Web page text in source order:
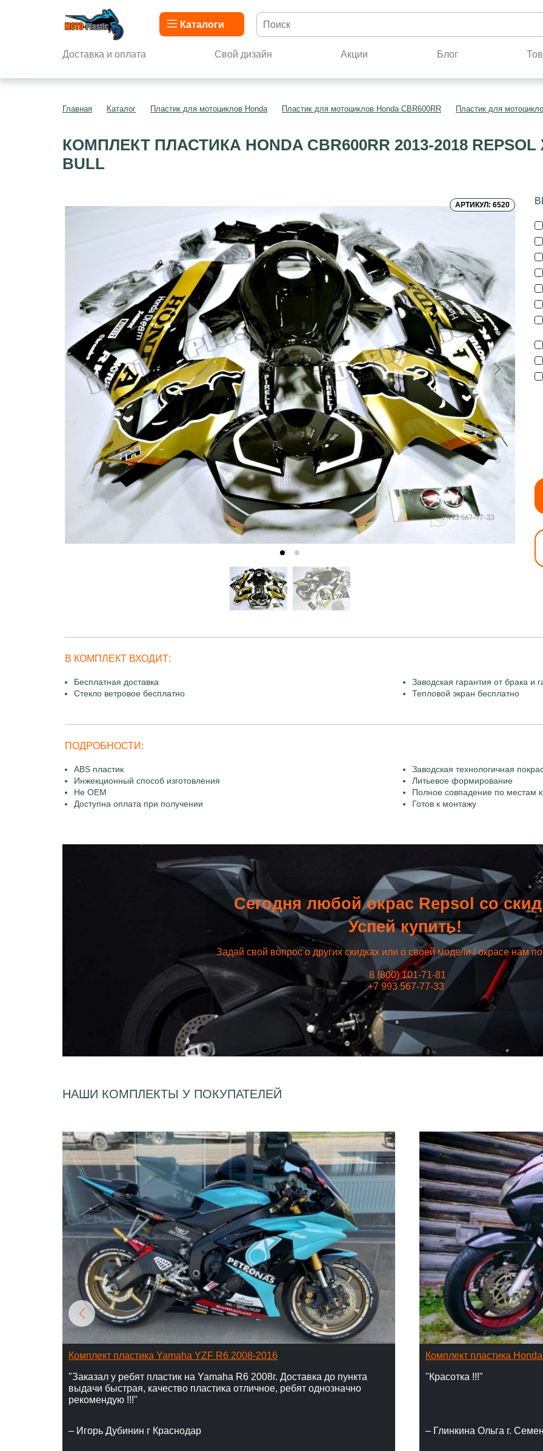
Каталоги
Доставка и оплата Свой дизайн Акции Блог
Главная Каталог Пластик для мотоциклов Honda Пластик для мотоциклов Honda CBR600RR Пластик для
КОМПЛЕКТ ПЛАСТИКА HONDA CBR600RR 2013-2018
BULL
АРТИКУЛ: 6520
В КОМПЛЕКТ ВХОДИТ:
Бесплатная доставка
Заводская гарантия от брака и
Стекло ветровое бесплатно
Тепловой экран бесплатно
ПОДРОБНОСТИ:
ABS пластик
Заводская технологичная
Инжекционный способ изготовления
Литьевое формирование
Не OEM
Полное совпадение по местам
Доступна оплата при получении
Готов к монтажу
Сегодня любой окрас Repsol со
Успей купить!
Задай свой вопрос о других скидках или о своей модели / окрасе нам
8 (800) 101-71-81
+7 993 567-77-33
НАШИ КОМПЛЕКТЫ У ПОКУПАТЕЛЕЙ
Комплект пластика Yamaha YZF R6 2008-2016
"Заказал у ребят пластик на Yamaha R6 2008г. Доставка до пункта
выдачи быстрая, качество пластика отличное, ребят однозначно
рекомендую !!!"
– Игорь Дубинин г Краснодар
Комплект пластика
"Красотка !!!"
– Глинкина Ольга г.